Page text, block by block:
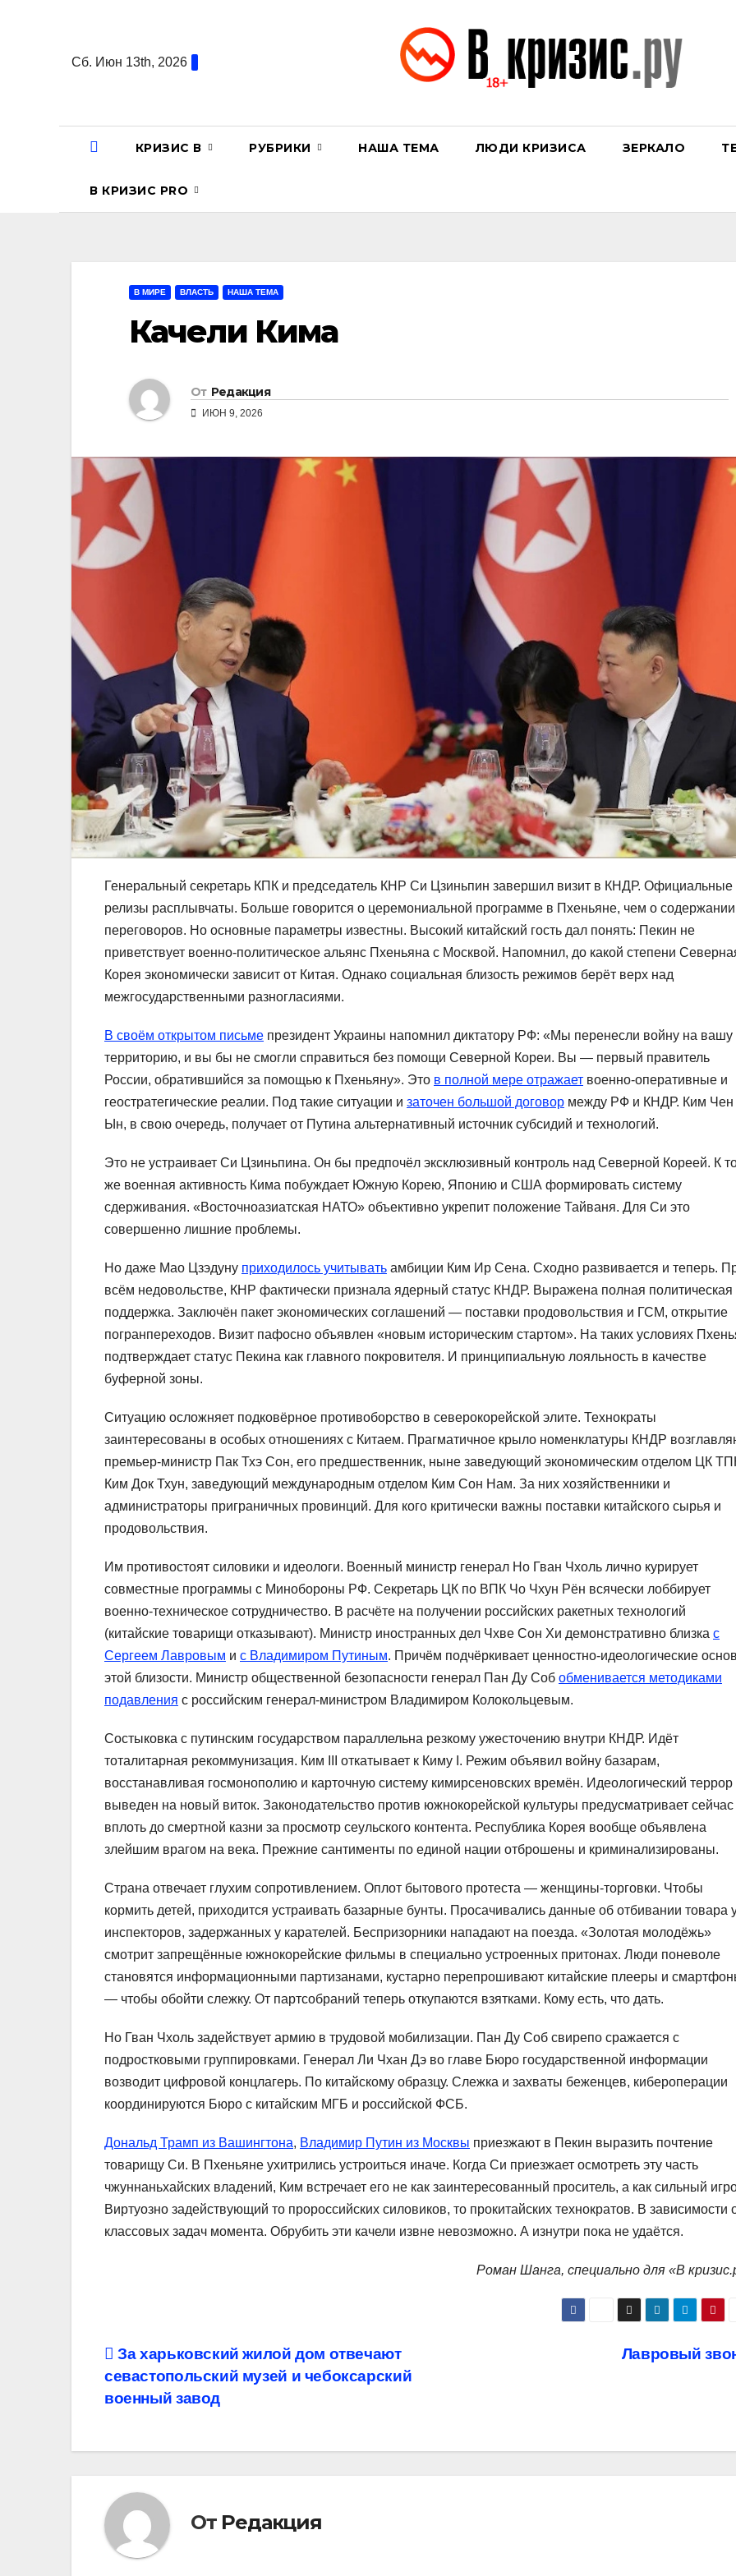
содержаниюСб. Июн 13th, 2026
КРИЗИС В РУБРИКИ НАША ТЕМА ЛЮДИ КРИЗИСА ЗЕРКАЛО
В КРИЗИС PRO
В МИРЕ ВЛАСТЬ НАША ТЕМА
Качели Кима
От Редакция
ИЮН 9, 2026
Генеральный секретарь КПК и председатель КНР Си Цзиньпин завершил визит в КНДР. Официальные
релизы расплывчаты. Больше говорится о церемониальной программе в Пхеньяне, чем о содержании
переговоров. Но основные параметры известны. Высокий китайский гость дал понять: Пекин не
приветствует военно-политическое альянс Пхеньяна с Москвой. Напомнил, до какой степени
Корея экономически зависит от Китая. Однако социальная близость режимов берёт верх над
межгосударственными разногласиями.
В своём открытом письме президент Украины напомнил диктатору РФ: «Мы перенесли войну на вашу
территорию, и вы бы не смогли справиться без помощи Северной Кореи. Вы — первый правитель
России, обратившийся за помощью к Пхеньяну». Это в полной мере отражает военно-оперативные и
геостратегические реалии. Под такие ситуации и заточен большой договор между РФ и КНДР. Ким Чен
Ын, в свою очередь, получает от Путина альтернативный источник субсидий и технологий.
Это не устраивает Си Цзиньпина. Он бы предпочёл эксклюзивный контроль над Северной Кореей. К
же военная активность Кима побуждает Южную Корею, Японию и США формировать систему
сдерживания. «Восточноазиатская НАТО» объективно укрепит положение Тайваня. Для Си это
совершенно лишние проблемы.
Но даже Мао Цзэдуну приходилось учитывать амбиции Ким Ир Сена. Сходно развивается и теперь.
всём недовольстве, КНР фактически признала ядерный статус КНДР. Выражена полная политическая
поддержка. Заключён пакет экономических соглашений — поставки продовольствия и ГСМ, открытие
погранпереходов. Визит пафосно объявлен «новым историческим стартом». На таких условиях
подтверждает статус Пекина как главного покровителя. И принципиальную лояльность в качестве
буферной зоны.
Ситуацию осложняет подковёрное противоборство в северокорейской элите. Технократы
заинтересованы в особых отношениях с Китаем. Прагматичное крыло номенклатуры КНДР
премьер-министр Пак Тхэ Сон, его предшественник, ныне заведующий экономическим отделом ЦК
Ким Док Тхун, заведующий международным отделом Ким Сон Нам. За них хозяйственники и
администраторы приграничных провинций. Для кого критически важны поставки китайского сырья и
продовольствия.
Им противостоят силовики и идеологи. Военный министр генерал Но Гван Чхоль лично курирует
совместные программы с Минобороны РФ. Секретарь ЦК по ВПК Чо Чхун Рён всячески лоббирует
военно-техническое сотрудничество. В расчёте на получении российских ракетных технологий
(китайские товарищи отказывают). Министр иностранных дел Чхве Сон Хи демонстративно близка с
Сергеем Лавровым и с Владимиром Путиным. Причём подчёркивает ценностно-идеологические
этой близости. Министр общественной безопасности генерал Пан Ду Соб обменивается методиками
подавления с российским генерал-министром Владимиром Колокольцевым.
Состыковка с путинским государством параллельна резкому ужесточению внутри КНДР. Идёт
тоталитарная рекоммунизация. Ким III откатывает к Киму I. Режим объявил войну базарам,
восстанавливая госмонополию и карточную систему кимирсеновских времён. Идеологический террор
выведен на новый виток. Законодательство против южнокорейской культуры предусматривает сейчас
вплоть до смертной казни за просмотр сеульского контента. Республика Корея вообще объявлена
злейшим врагом на века. Прежние сантименты по единой нации отброшены и криминализированы.
Страна отвечает глухим сопротивлением. Оплот бытового протеста — женщины-торговки. Чтобы
кормить детей, приходится устраивать базарные бунты. Просачивались данные об отбивании товара
инспекторов, задержанных у карателей. Беспризорники нападают на поезда. «Золотая молодёжь»
смотрит запрещённые южнокорейские фильмы в специально устроенных притонах. Люди поневоле
становятся информационными партизанами, кустарно перепрошивают китайские плееры и
— чтобы обойти слежку. От партсобраний теперь откупаются взятками. Кому есть, что дать.
Но Гван Чхоль задействует армию в трудовой мобилизации. Пан Ду Соб свирепо сражается с
подростковыми группировками. Генерал Ли Чхан Дэ во главе Бюро государственной информации
возводит цифровой концлагерь. По китайскому образцу. Слежка и захваты беженцев, кибероперации
координируются Бюро с китайским МГБ и российской ФСБ.
Дональд Трамп из Вашингтона, Владимир Путин из Москвы приезжают в Пекин выразить почтение
товарищу Си. В Пхеньяне ухитрились устроиться иначе. Когда Си приезжает осмотреть эту часть
чжуннаньхайских владений, Ким встречает его не как заинтересованный проситель, а как сильный
Виртуозно задействующий то пророссийских силовиков, то прокитайских технократов. В зависимости
классовых задач момента. Обрубить эти качели извне невозможно. А изнутри пока не удаётся.
Роман Шанга, специально для «В
Навигация
по
Лавровый
За харьковский жилой дом отвечают
севастопольский музей и чебоксарский
военный завод
От Редакция